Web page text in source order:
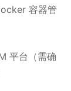
容器管
平台（需确